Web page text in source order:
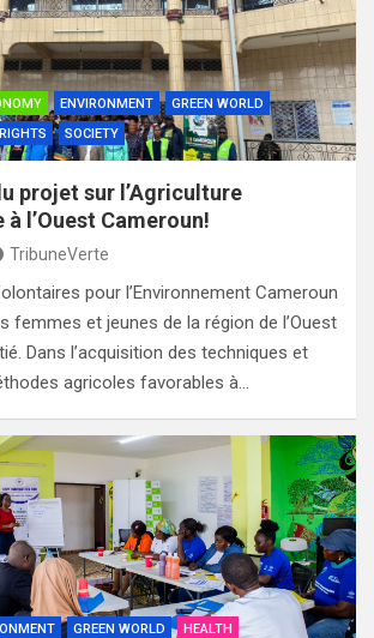
ENVIRONMENT
GREEN WORLD
SOCIETY
projet sur l’Agriculture
l’Ouest Cameroun!
TribuneVerte
pour l’Environnement Cameroun
femmes et jeunes de la région de l’Ouest
Dans l’acquisition des techniques et
agricoles favorables à…
GREEN WORLD
HEALTH